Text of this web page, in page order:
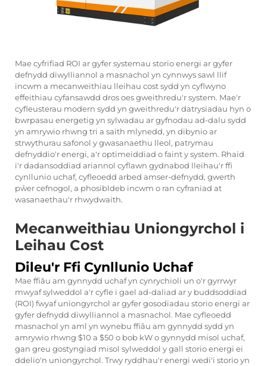
Mae cyfrifiad ROI ar gyfer systemau storio energi ar gyfer
defnydd diwylliannol a masnachol yn cynnwys sawl llif
incwm a mecanweithiau lleihau cost sydd yn cyflwyno
effeithiau cyfansawdd dros oes gweithredu'r system. Mae'r
cyfleusterau modern sydd yn gweithredu'r datrysiadau hyn o
bwrpasau energetig yn sylwadau ar gyfnodau ad-dalu sydd
yn amrywio rhwng tri a saith mlynedd, yn dibynio ar
strwythurau safonol y gwasanaethu lleol, patrymau
defnyddio'r energi, a'r optimeiddiad o faint y system. Rhaid
i'r dadansoddiad ariannol cyflawn gydnabod lleihau'r ffi
cynllunio uchaf, cyfleoedd arbed amser-defnydd, gwerth
pŵer cefnogol, a phosibldeb incwm o ran cyfraniad at
wasanaethau'r rhwydwaith.
Mecanweithiau Uniongyrchol i
Leihau Cost
Dileu'r Ffi Cynllunio Uchaf
Mae ffiâu am gynnydd uchaf yn cynrychioli un o'r gyrrwyr
mwyaf sylweddol a'r cyfle i gael ad-daliad ar y buddsoddiad
(ROI) fwyaf uniongyrchol ar gyfer gosodiadau storio energi ar
gyfer defnydd diwylliannol a masnachol. Mae cyfleoedd
masnachol yn aml yn wynebu ffiâu am gynnydd sydd yn
amrywio rhwng $10 a $50 o bob kW o gynnydd misol uchaf,
gan greu gostyngiad misol sylweddol y gall storio energi ei
ddelio'n uniongyrchol. Trwy ryddhau'r energi wedi'i storio yn